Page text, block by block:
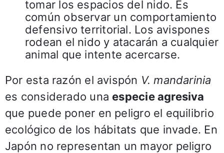
tomar los espacios del nido. Es
común observar un comportamiento
defensivo territorial. Los avispones
rodean el nido y atacarán a cualquier
animal que intente acercarse.
Por esta razón el avispón V. mandarinia
es considerado una especie agresiva
que puede poner en peligro el equilibrio
ecológico de los hábitats que invade. En
Japón no representan un mayor peligro